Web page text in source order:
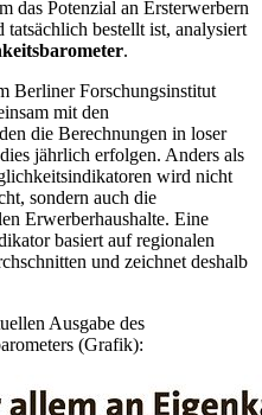
das Potenzial an Ersterwerbern
bestellt ist, analysiert
.
Berliner Forschungsinstitut
mit den
die Berechnungen in loser
jährlich erfolgen. Anders als
wird nicht
sondern auch die
Erwerberhaushalte. Eine
basiert auf regionalen
und zeichnet deshalb
Ausgabe des
(Grafik):